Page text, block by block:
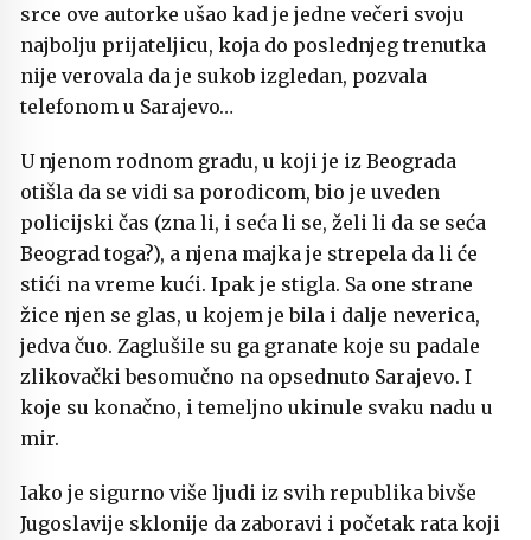
srce ove autorke ušao kad je jedne večeri svoju
najbolju prijateljicu, koja do poslednjeg trenutka
nije verovala da je sukob izgledan, pozvala
telefonom u Sarajevo…
U njenom rodnom gradu, u koji je iz Beograda
otišla da se vidi sa porodicom, bio je uveden
policijski čas (zna li, i seća li se, želi li da se seća
Beograd toga?), a njena majka je strepela da li će
stići na vreme kući. Ipak je stigla. Sa one strane
žice njen se glas, u kojem je bila i dalje neverica,
jedva čuo. Zaglušile su ga granate koje su padale
zlikovački besomučno na opsednuto Sarajevo. I
koje su konačno, i temeljno ukinule svaku nadu u
mir.
Iako je sigurno više ljudi iz svih republika bivše
Jugoslavije sklonije da zaboravi i početak rata koji